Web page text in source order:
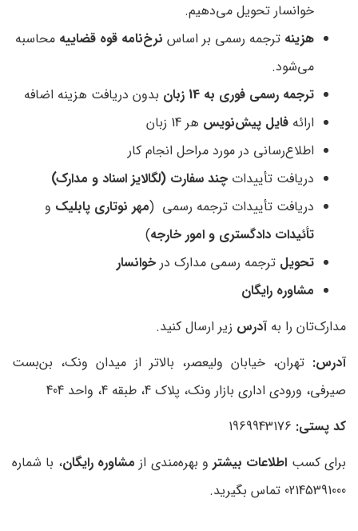
خوانسار تحویل می‌دهیم.
هزینه ترجمه رسمی بر اساس نرخ‌نامه قوه قضاییه محاسبه
می‌شود.
ترجمه رسمی فوری به 14 زبان
بدون دریافت هزینه اضافه
ارائه فایل پیش‌نویس هر 14 زبان
اطلاع‌رسانی در مورد مراحل انجام کار
دریافت تأییدات چند سفارت (لگالایز اسناد و مدارک)
دریافت تأییدات ترجمه رسمی (مهر نوتاری پابلیک و
تأئیدات دادگستری و امور خارجه)
تحویل ترجمه رسمی مدارک در خوانسار
مشاوره رایگان
مدارک‌تان را بهآدرس زیر ارسال کنید.
آدرس: تهران، خیابان ولیعصر، بالاتر از میدان ونک، بن‌بست
صیرفی، ورودی اداری بازار ونک، پلاک 4، طبقه 4، واحد 404
کد پستی:
برای کسب اطلاعات بیشترو بهره‌مندی از مشاوره رایگان، با شماره
02145391000 تماس بگیرید.